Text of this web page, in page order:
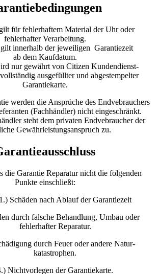
für fehlerhaftem Material der Uhr oder
fehlerhafter Verarbeitung.
innerhalb der jeweiligen Garantiezeit
ab dem Kaufdatum.
nur gewährt von Citizen Kundendienst-
ausgefüllter und abgestempelter
Garantiekarte.
werden die Ansprüche des Endvebrauchers
(Fachhändler) nicht eingeschränkt.
steht dem privaten Endvebraucher der
Gewährleistungsanspruch zu.
die Garantie Reparatur nicht die folgenden
Punkte einschließt:
1.) Schäden nach Ablauf der Garantiezeit
durch falsche Behandlung, Umbau oder
fehlerhafter Reparatur.
durch Feuer oder andere Natur-
katastrophen.
Nichtvorlegen der Garantiekarte.